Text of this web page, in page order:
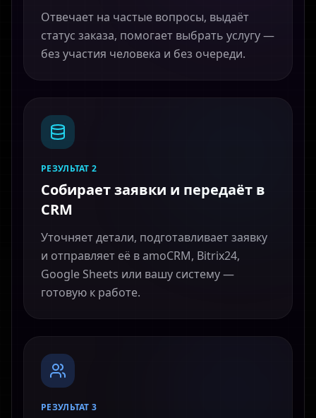
Отвечает на частые вопросы, выдаёт
статус заказа, помогает выбрать услугу —
без участия человека и без очереди.
РЕЗУЛЬТАТ 2
Собирает заявки и передаёт в
CRM
Уточняет детали, подготавливает заявку
и отправляет её в amoCRM, Bitrix24,
Google Sheets или вашу систему —
готовую к работе.
РЕЗУЛЬТАТ 3